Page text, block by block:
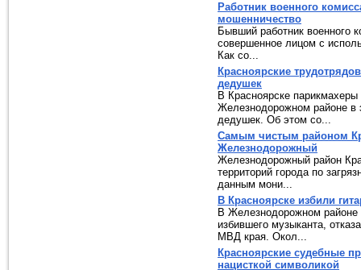
Работник военного
мошенничество
Бывший работник военного
совершенное лицом с
Как со...
Красноярские
дедушек
В Красноярске
Железнодорожном районе в
дедушек. Об этом со...
Самым чистым районом
Железнодорожный
Железнодорожный район
территорий города по
данным мони...
В Красноярске избили
В Железнодорожном районе
избившего музыканта,
МВД края. Окол...
Красноярские судебные
нацисткой символикой